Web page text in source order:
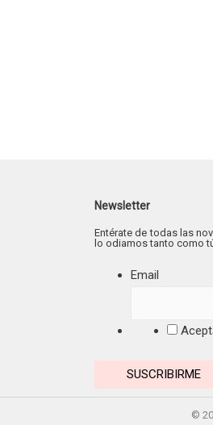
Newsletter
Entérate de todas las
lo odiamos tanto como
Email
©